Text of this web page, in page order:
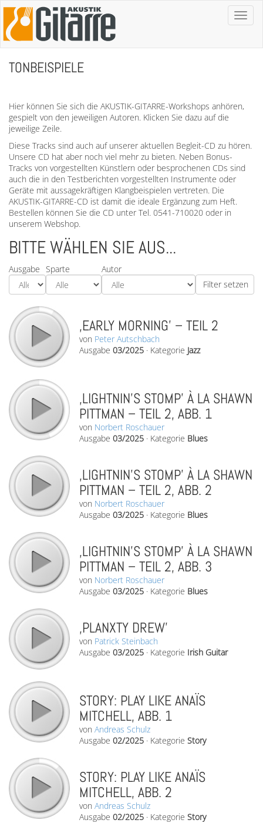
Toggle
TONBEISPIELE
Hier können Sie sich die AKUSTIK-GITARRE-Workshops anhören,
gespielt von den jeweiligen Autoren. Klicken Sie dazu auf die
jeweilige Zeile.
Diese Tracks sind auch auf unserer aktuellen Begleit-CD zu hören.
Unsere CD hat aber noch viel mehr zu bieten. Neben Bonus-
Tracks von vorgestellten Künstlern oder besprochenen CDs sind
auch die in den Testberichten vorgestellten Instrumente oder
Geräte mit aussagekräftigen Klangbeispielen vertreten. Die
AKUSTIK-GITARRE-CD ist damit die ideale Ergänzung zum Heft.
Bestellen können Sie die CD unter Tel. 0541-710020 oder in
unserem Webshop.
BITTE WÄHLEN SIE AUS...
Ausgabe Sparte Autor
‚EARLY MORNING’ – TEIL 2
von Peter Autschbach
Ausgabe 03/2025 · Kategorie Jazz
‚LIGHTNIN’S STOMP’ À LA SHAWN
PITTMAN – TEIL 2, ABB. 1
von Norbert Roschauer
Ausgabe 03/2025 · Kategorie Blues
‚LIGHTNIN’S STOMP’ À LA SHAWN
PITTMAN – TEIL 2, ABB. 2
von Norbert Roschauer
Ausgabe 03/2025 · Kategorie Blues
‚LIGHTNIN’S STOMP’ À LA SHAWN
PITTMAN – TEIL 2, ABB. 3
von Norbert Roschauer
Ausgabe 03/2025 · Kategorie Blues
‚PLANXTY DREW’
von Patrick Steinbach
Ausgabe 03/2025 · Kategorie Irish Guitar
STORY: PLAY LIKE ANAÏS
MITCHELL, ABB. 1
von Andreas Schulz
Ausgabe 02/2025 · Kategorie Story
STORY: PLAY LIKE ANAÏS
MITCHELL, ABB. 2
von Andreas Schulz
Ausgabe 02/2025 · Kategorie Story